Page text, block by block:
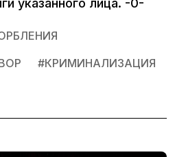
указанного лица. -0-
#КРИМИНАЛИЗАЦИЯ